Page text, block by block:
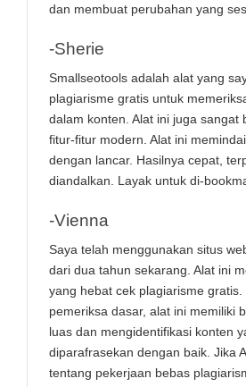
dan membuat perubahan yang
-Sherie
Smallseotools adalah alat yang
plagiarisme gratis untuk
dalam konten. Alat ini juga sangat
fitur-fitur modern. Alat ini
dengan lancar. Hasilnya cepat,
diandalkan. Layak untuk di-
-Vienna
Saya telah menggunakan situs
dari dua tahun sekarang. Alat ini
yang hebat cek plagiarisme gratis.
pemeriksa dasar, alat ini memiliki
luas dan mengidentifikasi konten
diparafrasekan dengan baik. Jika
tentang pekerjaan bebas